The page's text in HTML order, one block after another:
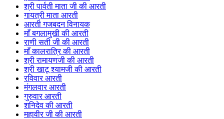
श्री पार्वती माता जी की आरती
गायत्री माता आरती
आरती गजबदन विनायक
माँ बगलामुखी की आरती
राणी सती जी की आरती
माँ कालरात्रि की आरती
श्री रामायणजी की आरती
श्री खाटू श्यामजी की आरती
रविवार आरती
मंगलवार आरती
गुरुवार आरती
शनिदेव की आरती
महावीर जी की आरती